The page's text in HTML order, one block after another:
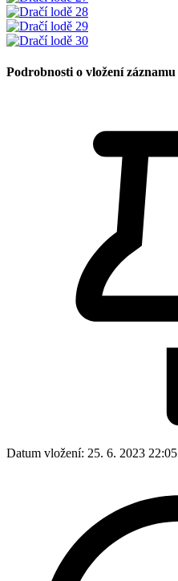
Podrobnosti o vložení záznamu
Datum vložení: 25. 6. 2023 22:05